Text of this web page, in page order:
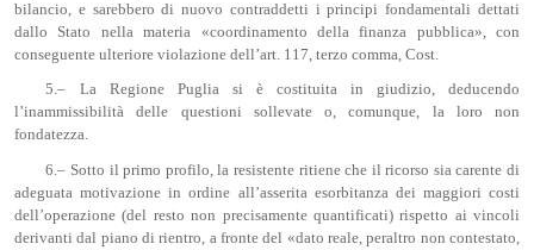
bilancio, e sarebbero di nuovo contraddetti i principi fondamentali dettati
dallo Stato nella materia «coordinamento della finanza pubblica», con
conseguente ulteriore violazione dell’art. 117, terzo comma, Cost.
5.– La Regione Puglia si è costituita in giudizio, deducendo
l’inammissibilità delle questioni sollevate o, comunque, la loro non
fondatezza.
6.– Sotto il primo profilo, la resistente ritiene che il ricorso sia carente di
adeguata motivazione in ordine all’asserita esorbitanza dei maggiori costi
dell’operazione (del resto non precisamente quantificati) rispetto ai vincoli
derivanti dal piano di rientro, a fronte del «dato reale, peraltro non contestato,